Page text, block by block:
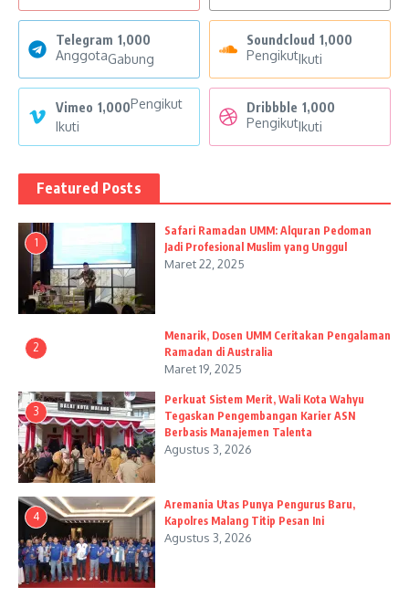
Telegram 1,000
AnggotaGabung
Soundcloud 1,000
PengikutIkuti
Vimeo 1,000Pengikut
Ikuti
Dribbble 1,000
PengikutIkuti
Featured Posts
1
Safari Ramadan UMM: Alquran Pedoman
Jadi Profesional Muslim yang Unggul
Maret 22, 2025
2
Menarik, Dosen UMM Ceritakan Pengalaman
Ramadan di Australia
Maret 19, 2025
3
Perkuat Sistem Merit, Wali Kota Wahyu
Tegaskan Pengembangan Karier ASN
Berbasis Manajemen Talenta
Agustus 3, 2026
4
Aremania Utas Punya Pengurus Baru,
Kapolres Malang Titip Pesan Ini
Agustus 3, 2026